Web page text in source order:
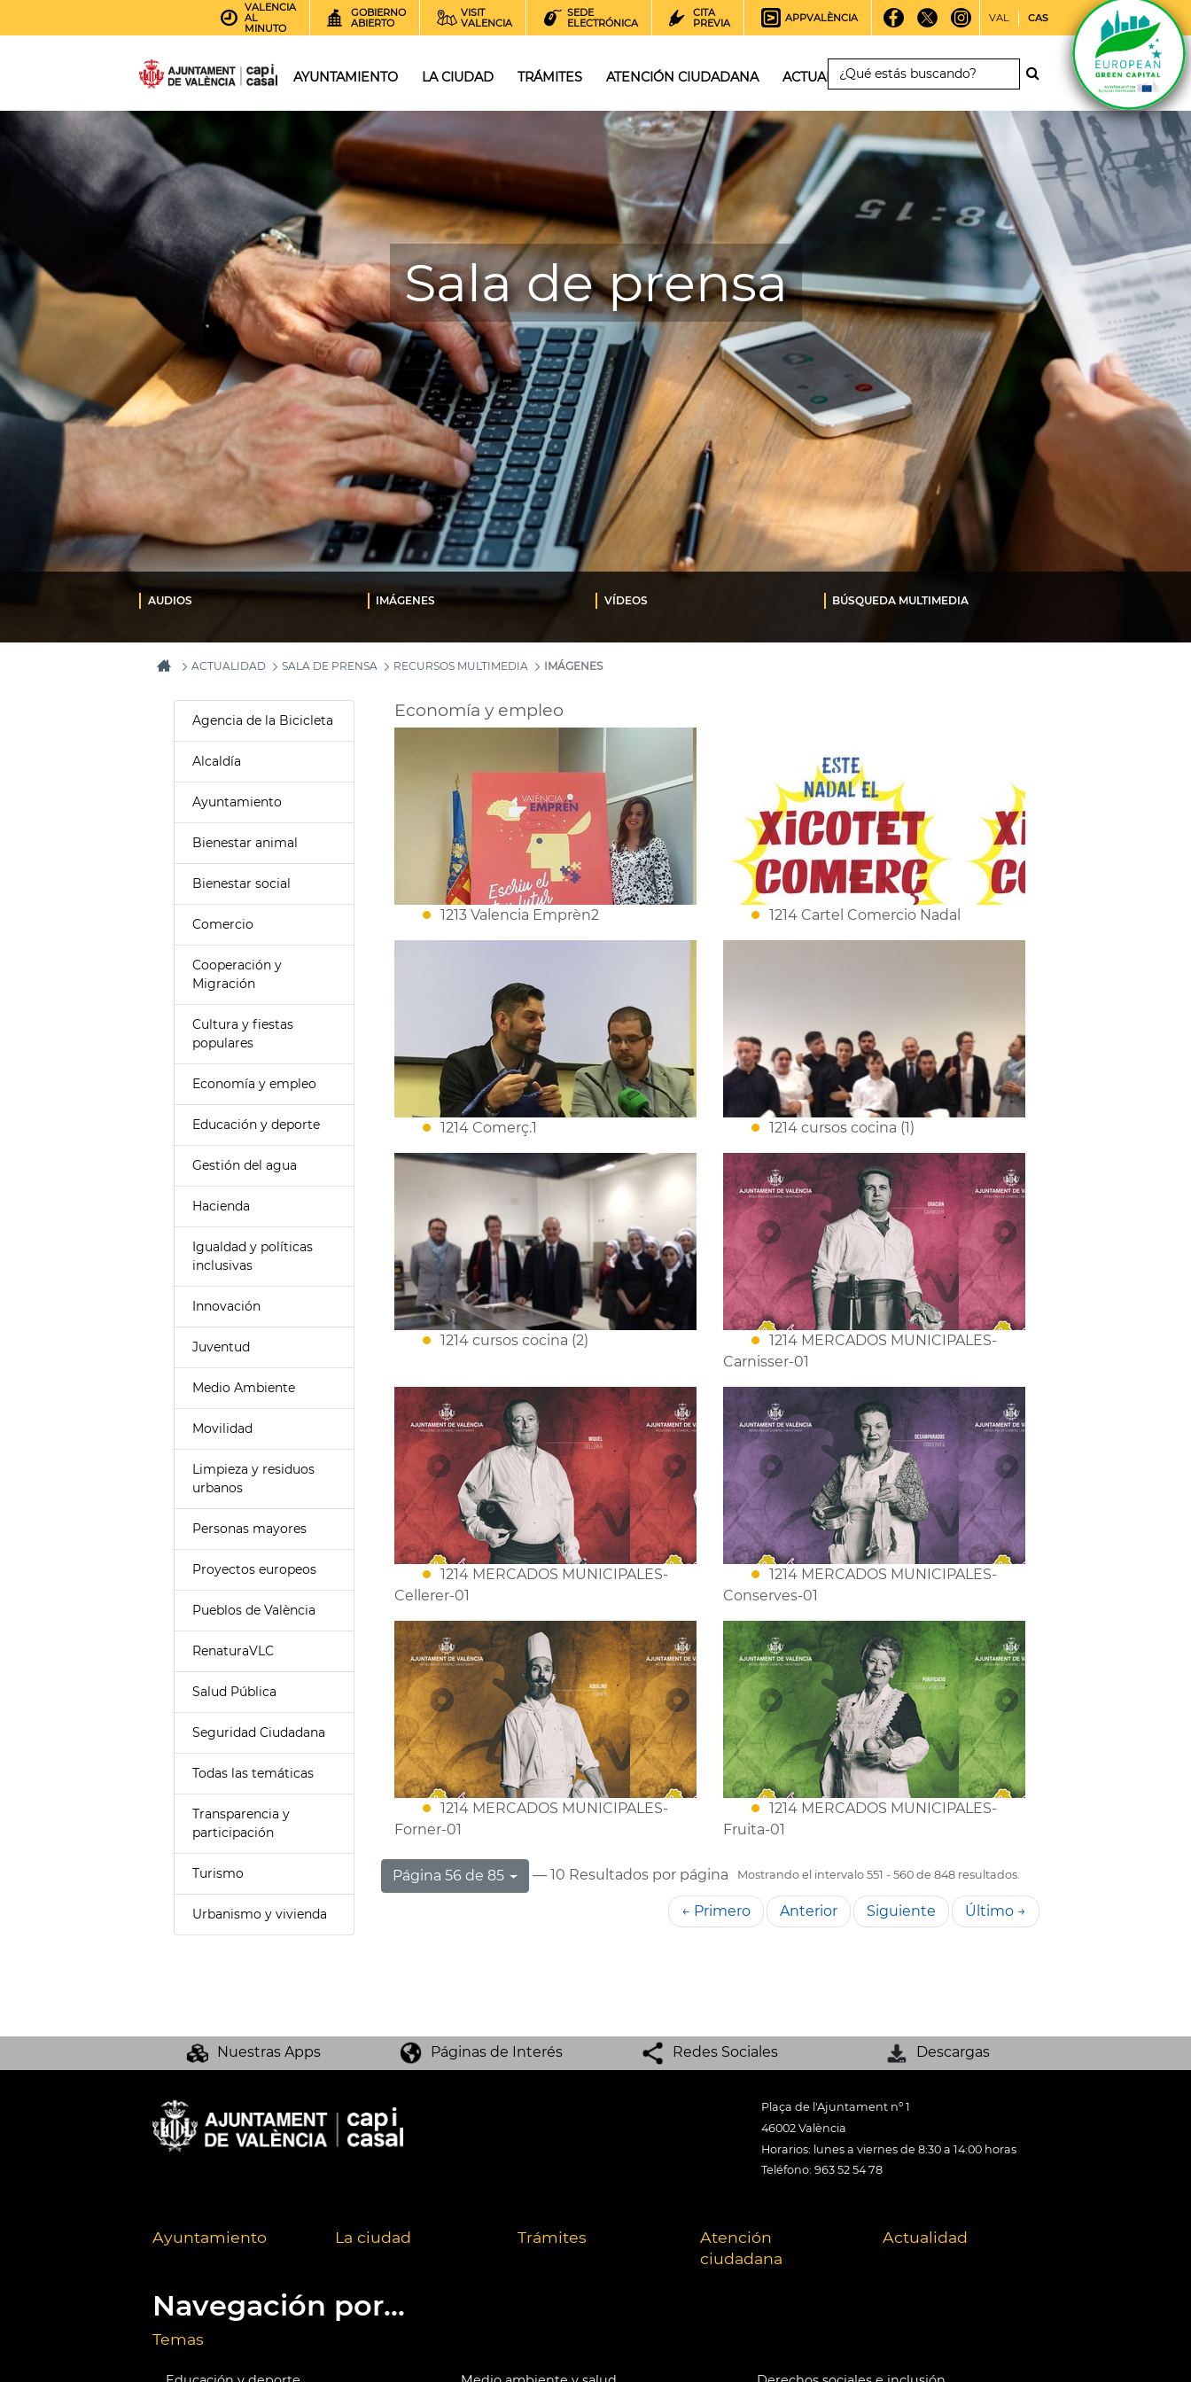
VALENCIA
AL
MINUTO
GOBIERNO
ABIERTO
VISIT
VALENCIA
SEDE
ELECTRÓNICA
CITA
PREVIA
APPVALÈNCIA VAL CAS
AYUNTAMIENTO LA CIUDAD TRÁMITES ATENCIÓN CIUDADANA ACTUALIDAD
Sala de prensa
AUDIOS IMÁGENES VÍDEOS BÚSQUEDA MULTIMEDIA
ACTUALIDAD SALA DE PRENSA RECURSOS MULTIMEDIA IMÁGENES
Agencia de la Bicicleta
Alcaldía
Ayuntamiento
Bienestar animal
Bienestar social
Comercio
Cooperación y
Migración
Cultura y fiestas
populares
Economía y empleo
Educación y deporte
Gestión del agua
Hacienda
Igualdad y políticas
inclusivas
Innovación
Juventud
Medio Ambiente
Movilidad
Limpieza y residuos
urbanos
Personas mayores
Proyectos europeos
Pueblos de València
RenaturaVLC
Salud Pública
Seguridad Ciudadana
Todas las temáticas
Transparencia y
participación
Turismo
Urbanismo y vivienda
Economía y empleo
1213 Valencia Emprèn2 1214 Cartel Comercio Nadal
1214 Comerç.1 1214 cursos cocina (1)
1214 cursos cocina (2)
1214 MERCADOS MUNICIPALES-
Carnisser-01
1214 MERCADOS MUNICIPALES-
Cellerer-01
1214 MERCADOS MUNICIPALES-
Conserves-01
1214 MERCADOS MUNICIPALES-
Forner-01
1214 MERCADOS MUNICIPALES-
Fruita-01
Página 56 de 85 — 10 Resultados por página Mostrando el intervalo 551 - 560 de 848 resultados.
← Primero Anterior Siguiente Último →
Nuestras Apps Páginas de Interés Redes Sociales Descargas
Plaça de l'Ajuntament nº 1
46002 València
Horarios: lunes a viernes de 8:30 a 14:00 horas
Teléfono: 963 52 54 78
Ayuntamiento La ciudad Trámites
Atención
ciudadana
Actualidad
Navegación por...
Temas